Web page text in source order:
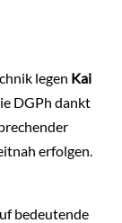
legen Kai
DGPh dankt
erfolgen.
bedeutende